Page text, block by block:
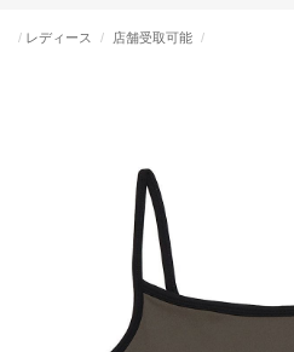
レディース 店舗受取可能